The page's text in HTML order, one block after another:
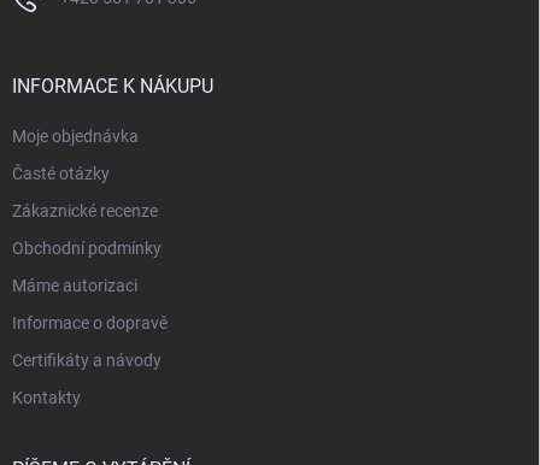
INFORMACE K NÁKUPU
Moje objednávka
Časté otázky
Zákaznické recenze
Obchodní podmínky
Máme autorizaci
Informace o dopravě
Certifikáty a návody
Kontakty